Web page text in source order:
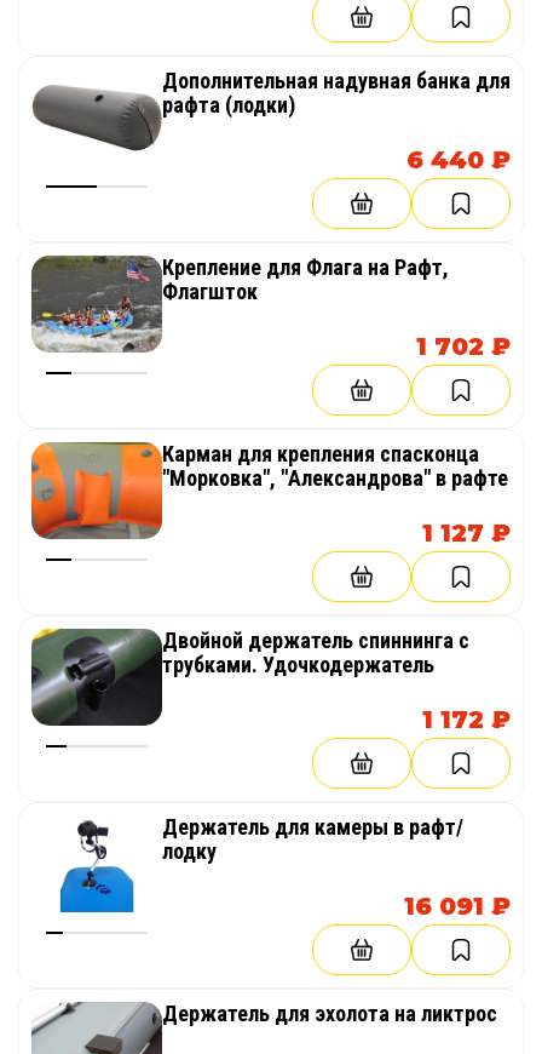
6 шт. (4 шт. по бортам и 2 шт. нос-корма)
110х70х40 см
Гарантия
5 лет
Более 10 лет
Производство
ООО "Тайм Триал"
Дополнительная надувная банка для
рафта (лодки)
6 440 ₽
Крепление для Флага на Рафт,
Флагшток
1 702 ₽
Карман для крепления спасконца
"Морковка", "Александрова" в рафте
1 127 ₽
Двойной держатель спиннинга с
трубками. Удочкодержатель
1 172 ₽
Держатель для камеры в рафт/
лодку
16 091 ₽
Держатель для эхолота на ликтрос